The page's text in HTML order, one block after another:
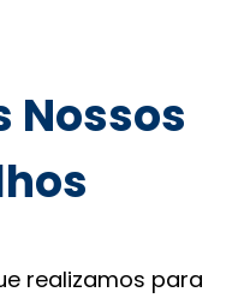
Nossos
realizamos para